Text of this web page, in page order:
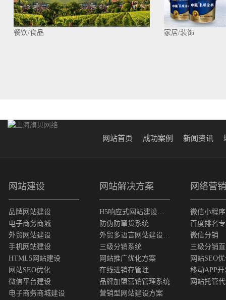
餐饮/食品 家居/装饰
网站首页 成功案例 新闻资讯
网站建设
品牌网站建设
电子商务商城
外贸网站建设
手机网站建设
HTML5网站建设
网站SEO优化
微信平台建设
电子商务商城建设
网站解决方案
防伪防窜货系统
三级分销系统
网站推广优化方案
在线进销存管理
品牌加盟营销管理系统
营销型网站建设方案
网络营销
微信小程序
百度排名
微信分销
三级分销
网站SEO
移动APP开
网站托管